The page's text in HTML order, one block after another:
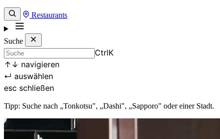
Restaurants
Suche
CtrlK
↑ ↓ navigieren
↵ auswählen
esc schließen
Tipp: Suche nach „Tonkotsu", „Dashi", „Sapporo" oder einer Stadt.